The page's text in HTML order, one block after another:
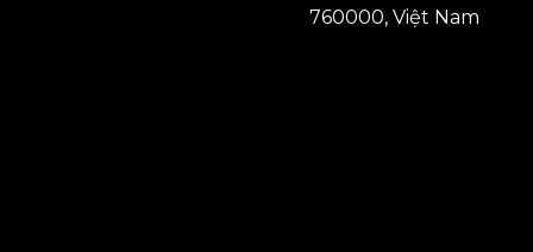
760000, Việt Nam